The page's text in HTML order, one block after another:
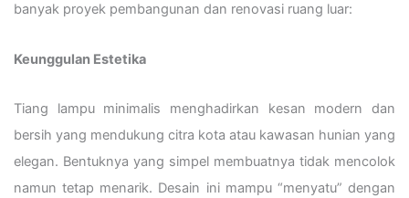
banyak proyek pembangunan dan renovasi ruang luar:
Keunggulan Estetika
Tiang lampu minimalis menghadirkan kesan modern dan
bersih yang mendukung citra kota atau kawasan hunian yang
elegan. Bentuknya yang simpel membuatnya tidak mencolok
namun tetap menarik. Desain ini mampu “menyatu” dengan